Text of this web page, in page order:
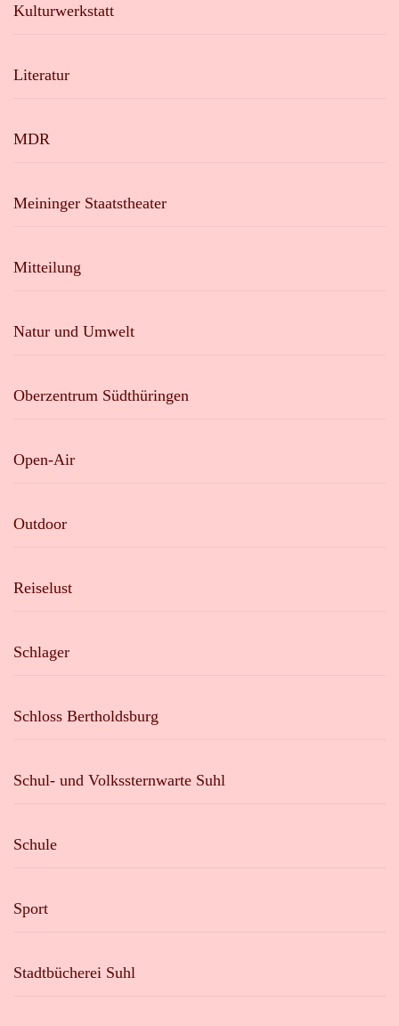
Kulturwerkstatt
Literatur
MDR
Meininger Staatstheater
Mitteilung
Natur und Umwelt
Oberzentrum Südthüringen
Open-Air
Outdoor
Reiselust
Schlager
Schloss Bertholdsburg
Schul- und Volkssternwarte Suhl
Schule
Sport
Stadtbücherei Suhl